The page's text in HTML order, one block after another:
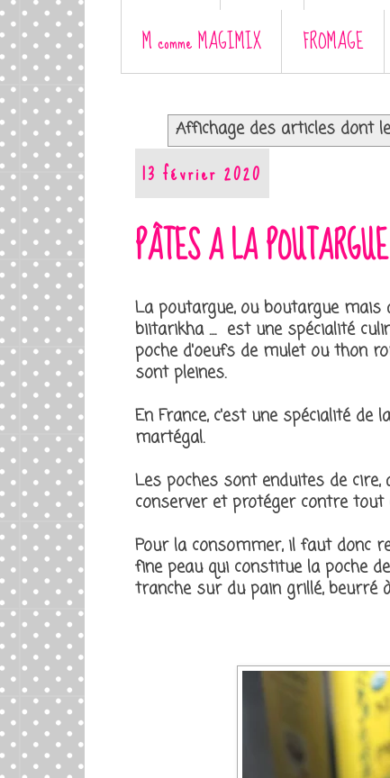
M comme MAGIMIX
FROMAGE
Affichage des articles dont
13 février 2020
PÂTES A LA POUTARGUE
La poutargue, ou boutargue
biitarikha .... est une spécialité
poche d'oeufs de mulet ou thon
sont pleines.
En France, c'est une spécialité
martégal.
Les poches sont enduites de
conserver et protéger contre tout
Pour la consommer, il faut donc
fine peau qui constitue la poche
tranche sur du pain grillé, beurré à